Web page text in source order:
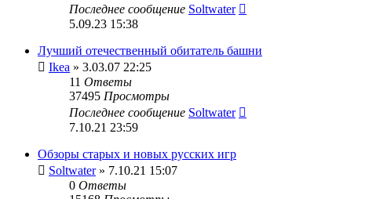
Последнее сообщение Soltwater
5.09.23 15:38
Лучший отечественный обитатель башни
Ikea » 3.03.07 22:25
11 Ответы
37495 Просмотры
Последнее сообщение Soltwater
7.10.21 23:59
Обзоры старых и новых русских игр
Soltwater» 7.10.21 15:07
0 Ответы